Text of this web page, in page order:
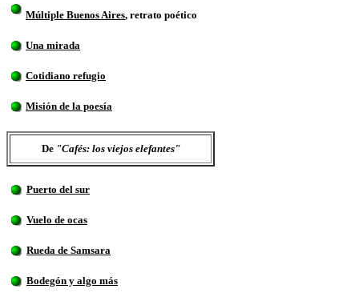
Múltiple Buenos Aires, retrato poético
Una mirada
Cotidiano refugio
Misión de la poesía
De "Cafés: los viejos elefantes"
Puerto del sur
Vuelo de ocas
Rueda de Samsara
Bodegón y algo más